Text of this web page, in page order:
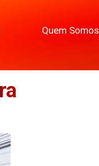
Quem Somos